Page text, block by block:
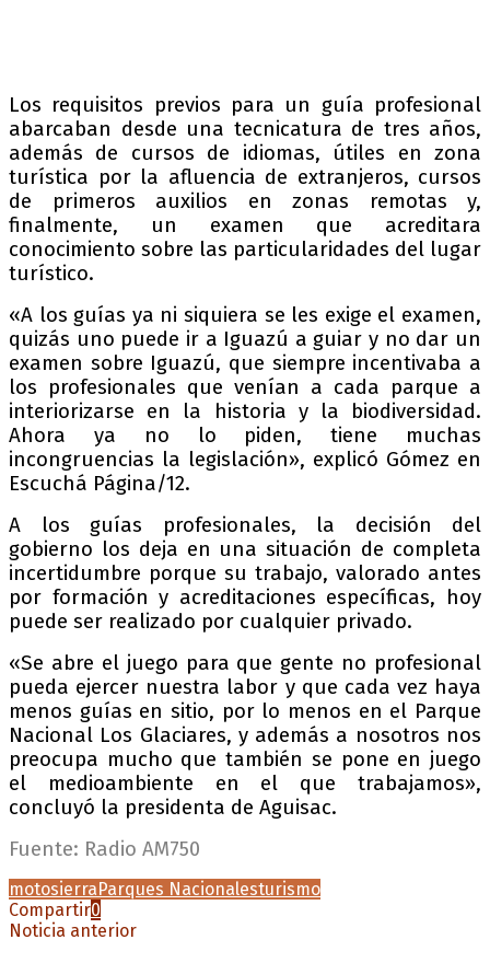
Los requisitos previos para un guía profesional
abarcaban desde una tecnicatura de tres años,
además de cursos de idiomas, útiles en zona
turística por la afluencia de extranjeros, cursos
de primeros auxilios en zonas remotas y,
finalmente, un examen que acreditara
conocimiento sobre las particularidades del lugar
turístico.
«A los guías ya ni siquiera se les exige el examen,
quizás uno puede ir a Iguazú a guiar y no dar un
examen sobre Iguazú, que siempre incentivaba a
los profesionales que venían a cada parque a
interiorizarse en la historia y la biodiversidad.
Ahora ya no lo piden, tiene muchas
incongruencias la legislación», explicó Gómez en
Escuchá Página/12.
A los guías profesionales, la decisión del
gobierno los deja en una situación de completa
incertidumbre porque su trabajo, valorado antes
por formación y acreditaciones específicas, hoy
puede ser realizado por cualquier privado.
«Se abre el juego para que gente no profesional
pueda ejercer nuestra labor y que cada vez haya
menos guías en sitio, por lo menos en el Parque
Nacional Los Glaciares, y además a nosotros nos
preocupa mucho que también se pone en juego
el medioambiente en el que trabajamos»,
concluyó la presidenta de Aguisac.
Fuente: Radio AM750
motosierraParques Nacionalesturismo
Compartir0
Noticia anterior